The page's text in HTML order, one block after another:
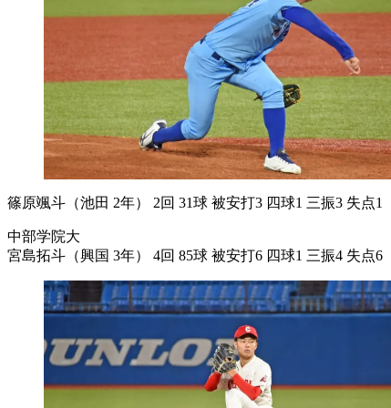
篠原颯斗（池田 2年） 2回 31球 被安打3 四球1 三振3 失点1
中部学院大
宮島拓斗（興国 3年） 4回 85球 被安打6 四球1 三振4 失点6